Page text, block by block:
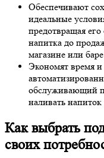
Обеспечивают
идеальные
предотвращая
напитка до
магазине или
Экономят время и
обслуживающий
наливать напиток
Как выбрать
своих